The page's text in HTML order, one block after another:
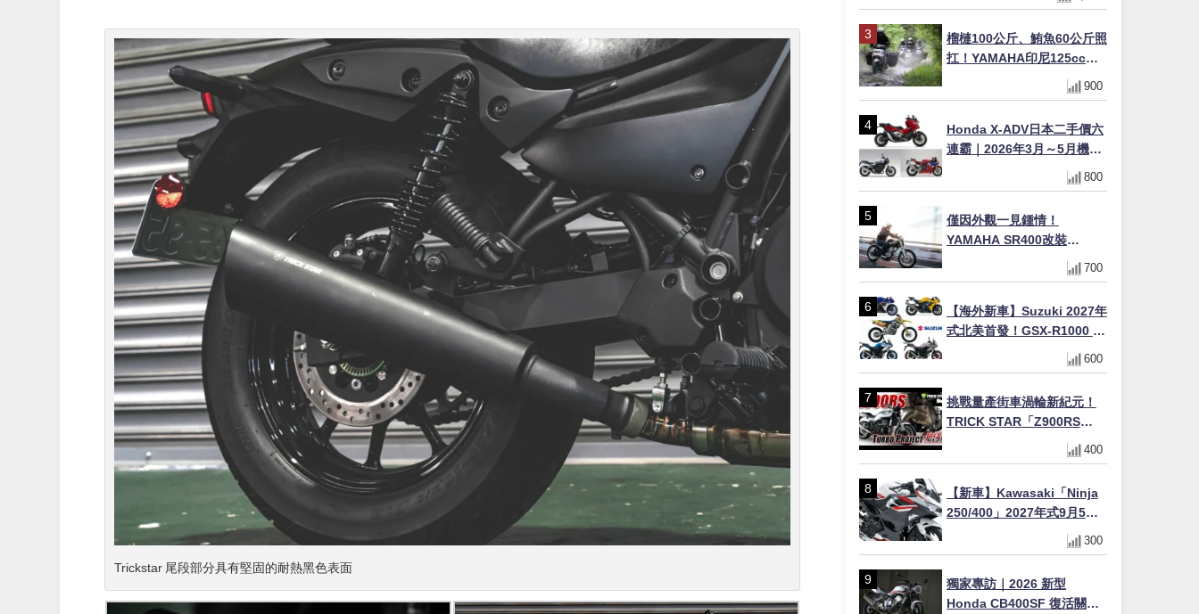
Trickstar 尾段部分具有堅固的耐熱黑色表面
榴槤100公斤、鮪魚60公斤照
扛！YAMAHA印尼125cc速
克達Gear Ultima 2740公里
耐操實測
900
Honda X-ADV日本二手價六
連霸｜2026年3月～5月機車
轉售排行榜 CBR1000RR-R
FIREBLADE SP首度躋身前
800
僅因外觀一見鍾情！
YAMAHA SR400改裝
Tracker風格｜ 女車主的機車
人生蛻變記
700
【海外新車】Suzuki 2027年
式北美首發！GSX-R1000 40
週年紀念×SV-7GX新款跨界
車×RM-Z450 Ken Roczen
600
挑戰量產街車渦輪新紀元！
TRICK STAR「Z900RS
TURBO Project」直指超越
Ducati Superleggera性能
400
【新車】Kawasaki「Ninja
250/400」2027年式9月5日
日本發售！新塗裝登場×價格
不變×輔助滑動式離合器
300
獨家專訪｜2026 新型
Honda CB400SF 復活關